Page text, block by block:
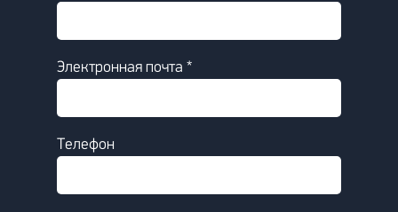
Электронная почта *
Телефон